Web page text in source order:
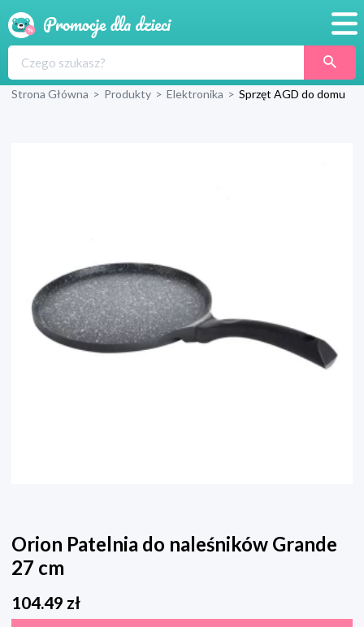
Produkty
Strona Główna > Produkty > Elektronika > Sprzęt AGD do domu
Orion Patelnia do naleśników Grande
27 cm
104.49 zł